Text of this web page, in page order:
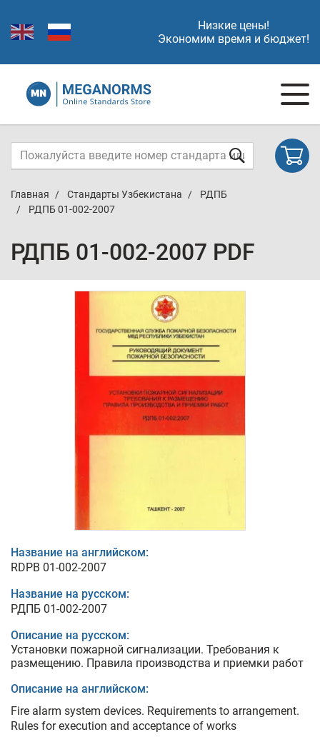
Низкие цены!
Экономим время и бюджет!
Главная Стандарты Узбекистана
РДПБ
РДПБ 01-002-2007
РДПБ 01-002-2007 PDF
Название на английском:
RDPB 01-002-2007
Название на русском:
РДПБ 01-002-2007
Описание на русском:
Установки пожарной сигнализации. Требования к
размещению. Правила производства и приемки работ
Описание на английском:
Fire alarm system devices. Requirements to arrangement.
Rules for execution and acceptance of works